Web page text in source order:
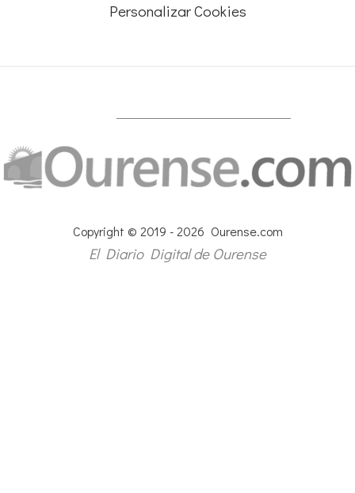
Personalizar Cookies
Copyright © 2019 - 2026 Ourense.com
El Diario Digital de Ourense